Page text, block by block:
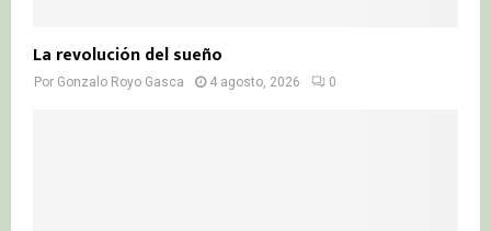
La revolución del sueño
Por Gonzalo Royo Gasca 4 agosto, 2026 0